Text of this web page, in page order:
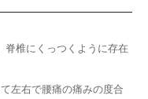
脊椎にくっつくように存在
左右で腰痛の痛みの度合